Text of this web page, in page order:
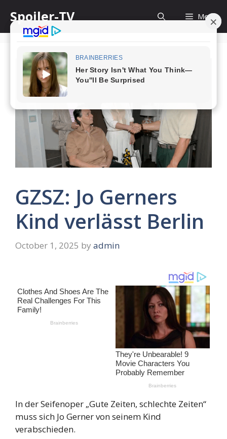
content
Spoiler-TV Menu
GZSZ: Jo Gerners
Kind verlässt Berlin
October 1, 2025 by admin
In der Seifenoper „Gute Zeiten, schlechte Zeiten“
muss sich Jo Gerner von seinem Kind
verabschieden.